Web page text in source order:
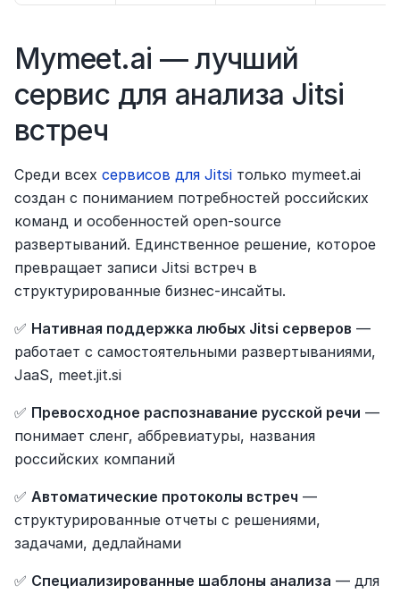
Mymeet.ai — лучший
сервис для анализа Jitsi
встреч
Среди всех сервисов для Jitsi только mymeet.ai
создан с пониманием потребностей российских
команд и особенностей open-source
развертываний. Единственное решение, которое
превращает записи Jitsi встреч в
структурированные бизнес-инсайты.
✅ Нативная поддержка любых Jitsi серверов —
работает с самостоятельными развертываниями,
JaaS, meet.jit.si
✅ Превосходное распознавание русской речи —
понимает сленг, аббревиатуры, названия
российских компаний
✅ Автоматические протоколы встреч —
структурированные отчеты с решениями,
задачами, дедлайнами
✅ Специализированные шаблоны анализа — для